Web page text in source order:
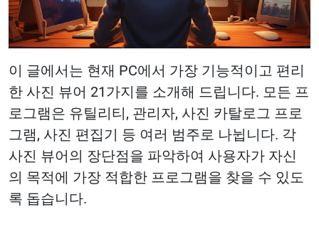
이 글에서는 현재 PC에서 가장 기능적이고 편리
한 사진 뷰어 21가지를 소개해 드립니다. 모든 프
로그램은 유틸리티, 관리자, 사진 카탈로그 프로
그램, 사진 편집기 등 여러 범주로 나뉩니다. 각
사진 뷰어의 장단점을 파악하여 사용자가 자신
의 목적에 가장 적합한 프로그램을 찾을 수 있도
록 돕습니다.